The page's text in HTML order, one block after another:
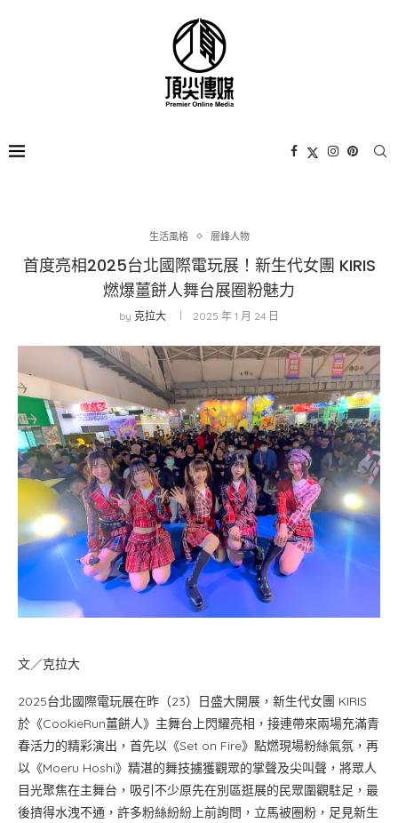
生活風格 層峰⼈物
首度亮相2025台北國際電玩展！新生代女團 KIRIS
燃爆薑餅人舞台展圈粉魅力
by 克拉大 2025 年 1 月 24 日
文／克拉大
2025台北國際電玩展在昨（23）日盛大開展，新生代女團 KIRIS
於《CookieRun薑餅人》主舞台上閃耀亮相，接連帶來兩場充滿青
春活力的精彩演出，首先以《Set on Fire》點燃現場粉絲氣氛，再
以《Moeru Hoshi》精湛的舞技擄獲觀眾的掌聲及尖叫聲，將眾人
目光聚焦在主舞台，吸引不少原先在別區逛展的民眾圍觀駐足，最
後擠得水洩不通，許多粉絲紛紛上前詢問，立馬被圈粉，足見新生